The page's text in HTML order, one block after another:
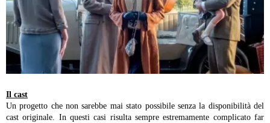
Il cast
Un progetto che non sarebbe mai stato possibile senza la disponibilità del
cast originale. In questi casi risulta sempre estremamente complicato far